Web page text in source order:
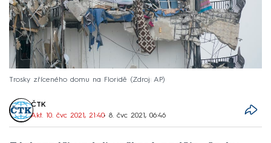
Trosky zříceného domu na Floridě Zdroj: AP
ČTK
Akt. 10. čvc 2021, 21:40• 8. čvc 2021, 06:46